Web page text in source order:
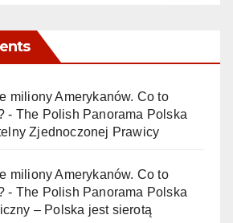
miliony Amerykanów. Co to
- The Polish Panorama Polska
Zjednoczonej Prawicy
miliony Amerykanów. Co to
- The Polish Panorama Polska
– Polska jest sierotą